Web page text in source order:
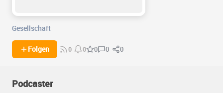
Gesellschaft
Folgen 0 0 0 0 0
Podcaster